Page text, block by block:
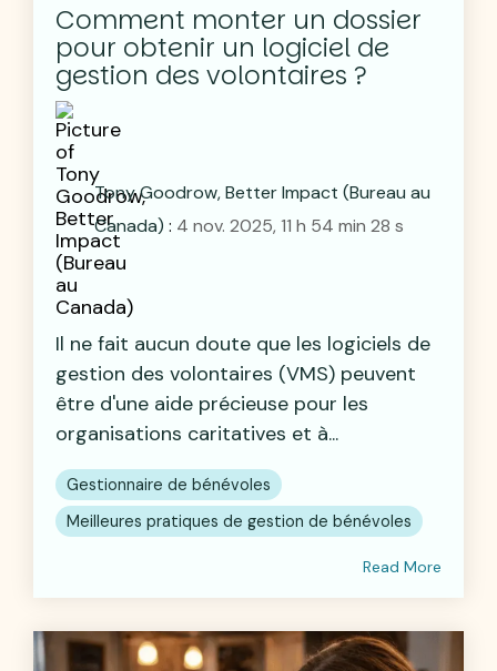
Comment monter un dossier
pour obtenir un logiciel de
gestion des volontaires ?
Tony Goodrow, Better Impact (Bureau au
Canada) : 4 nov. 2025, 11 h 54 min 28 s
Il ne fait aucun doute que les logiciels de
gestion des volontaires (VMS) peuvent
être d'une aide précieuse pour les
organisations caritatives et à...
Gestionnaire de bénévoles
Meilleures pratiques de gestion de bénévoles
Read More